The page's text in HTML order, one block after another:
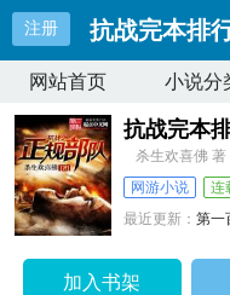
注册 抗战完本排
网站首页 小说分
抗战完本
杀生欢喜佛 著
网游小说
连
最近更新：第一
加入书架